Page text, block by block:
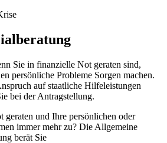
Sie in finanzielle Not geraten sind,
persönliche Probleme Sorgen machen.
auf staatliche Hilfeleistungen
bei der Antragstellung.
geraten und Ihre persönlichen oder
immer mehr zu? Die Allgemeine
berät Sie